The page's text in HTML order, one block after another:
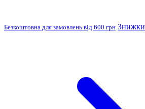
Безкоштовна для замовлень від 600 грн Знижки